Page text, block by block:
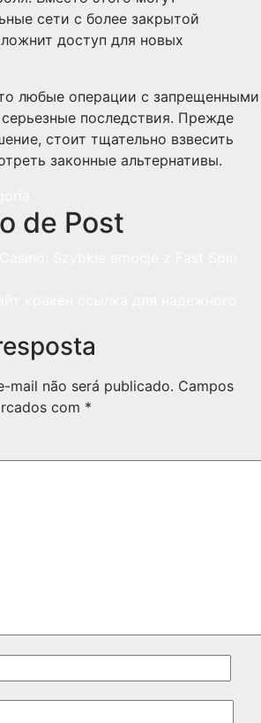
сети с более закрытой
доступ для новых
любые операции с запрещенными
последствия. Прежде
стоит тщательно взвесить
законные альтернативы.
de Post
mail não será publicado. Campos
com *